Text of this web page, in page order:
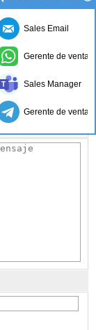
Sales Email
Gerente de ventas
Sales Manager
Gerente de ventas